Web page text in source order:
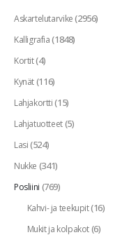
Askartelutarvike(2956)
Kalligrafia(1848)
Kortit(4)
Kynät(116)
Lahjakortti(15)
Lahjatuotteet(5)
Lasi(524)
Nukke (341)
Posliini (769)
Kahvi- ja teekupit(16)
Mukit ja kolpakot(6)